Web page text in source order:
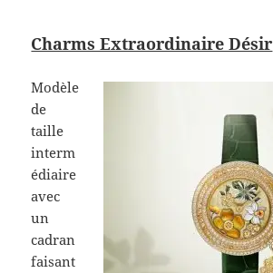
Charms Extraordinaire Désir
Modèle
de
taille
interm
édiaire
avec
un
cadran
faisant